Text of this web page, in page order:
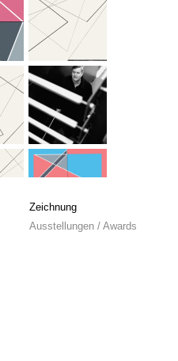
Zeichnung
Ausstellungen / Awards